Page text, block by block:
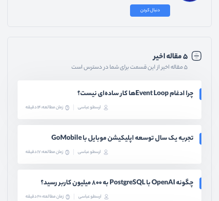
دنبال کردن
۵ مقاله اخیر
۵ مقاله اخیر از این قسمت برای شما در دسترس است
چرا ادغام Event Loopها کار ساده‌ای نیست؟
ارسطو عباسی زمان مطالعه: 14 دقیقه
تجربه یک سال توسعه اپلیکیشن موبایل با GoMobile
ارسطو عباسی زمان مطالعه: 17 دقیقه
چگونه OpenAI با PostgreSQL به ۸۰۰ میلیون کاربر رسید؟
ارسطو عباسی زمان مطالعه: 20 دقیقه